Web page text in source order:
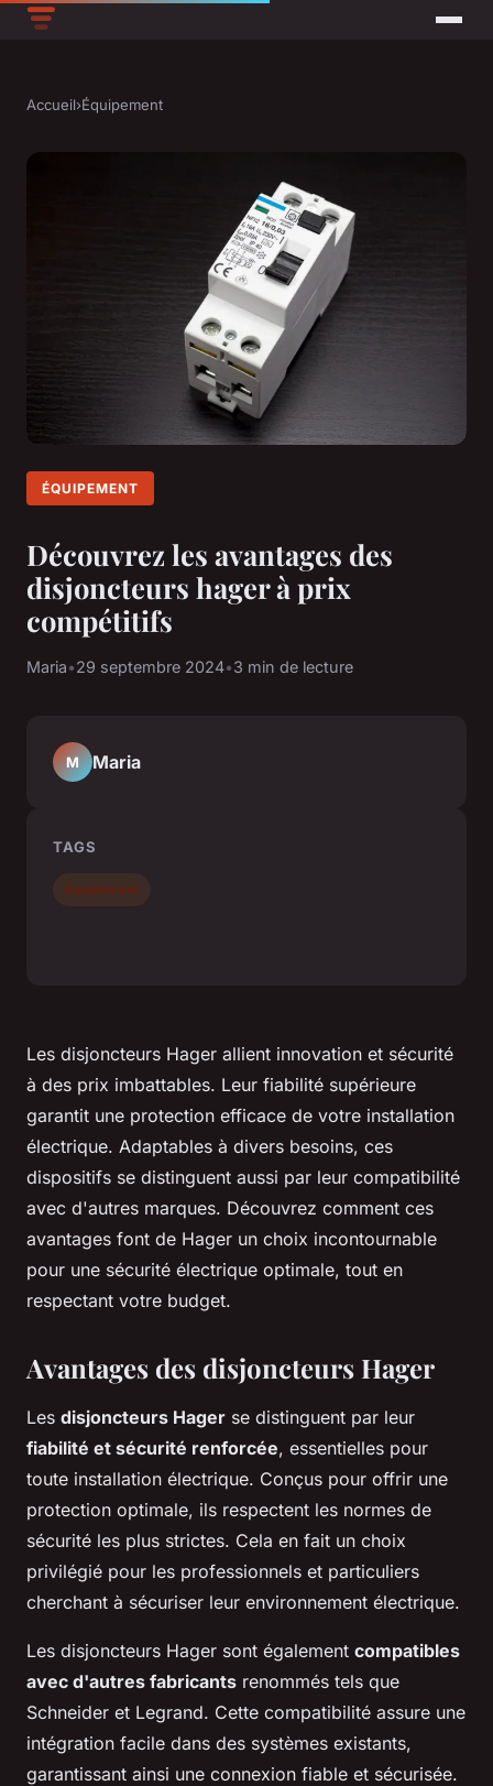
Accueil›Équipement
ÉQUIPEMENT
Découvrez les avantages des
disjoncteurs hager à prix
compétitifs
Maria•29 septembre 2024•3 min de lecture
Les disjoncteurs Hager allient innovation et sécurité
à des prix imbattables. Leur fiabilité supérieure
garantit une protection efficace de votre installation
électrique. Adaptables à divers besoins, ces
dispositifs se distinguent aussi par leur compatibilité
avec d'autres marques. Découvrez comment ces
avantages font de Hager un choix incontournable
pour une sécurité électrique optimale, tout en
respectant votre budget.
Avantages des disjoncteurs Hager
Les disjoncteurs Hager se distinguent par leur
fiabilité et sécurité renforcée, essentielles pour
toute installation électrique. Conçus pour offrir une
protection optimale, ils respectent les normes de
sécurité les plus strictes. Cela en fait un choix
privilégié pour les professionnels et particuliers
cherchant à sécuriser leur environnement électrique.
Les disjoncteurs Hager sont également compatibles
avec d'autres fabricants renommés tels que
Schneider et Legrand. Cette compatibilité assure une
intégration facile dans des systèmes existants,
garantissant ainsi une connexion fiable et sécurisée.
M Maria
TAGS
Équipement